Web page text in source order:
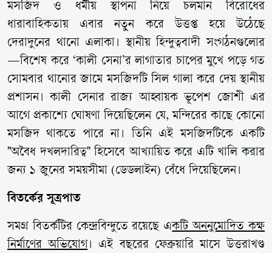
মসজিদ ও ধর্মীয় স্থাপনা নিয়ে চলমান বিরোধের
ধারাবাহিকতায় এবার নতুন করে উত্তপ্ত হয়ে উঠেছে
দেরাদুনের থানো এলাকা। স্থানীয় হিন্দুত্ববাদী সংগঠনগুলোর
—বিশেষ করে ‘কালী সেনা’র লাগাতার চাপের মুখে পড়ে গত
সোমবার থানোর জামে মসজিদটি সিল গালা করে দেয় স্থানীয়
প্রশাসন। কালী সেনার রাজ্য আহ্বায়ক ভূপেশ জোশী এর
আগে প্রকাশ্যে ঘোষণা দিয়েছিলেন যে, মন্দিরের কাছে কোনো
মসজিদ থাকতে পারে না। তিনি এই মসজিদটিকে একটি
"অবৈধ দখলদারিত্ব" হিসেবে আখ্যায়িত করে এটি খালি করার
জন্য ১ জুনের সময়সীমা (ডেডলাইন) বেঁধে দিয়েছিলেন।
বিতর্কের সূত্রপাত
সমগ্র বিতর্কটির কেন্দ্রবিন্দুতে রয়েছে একটি অননুমোদিত কক্ষ
নির্মাণের অভিযোগ। এই বছরের ফেব্রুয়ারি মাসে উত্তরাখণ্ড